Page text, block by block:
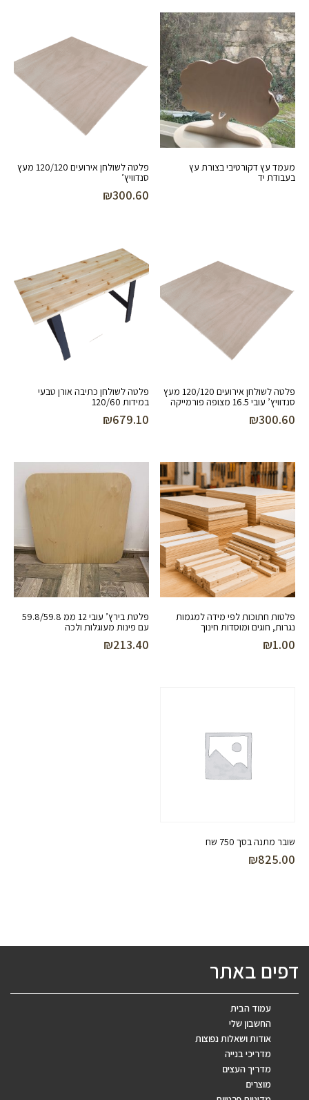
מעמד עץ דקורטיבי בצורת עץ
בעבודת יד
פלטה לשולחן אירועים 120/120 מעץ
סנדוויץ’
₪300.60
פלטה לשולחן אירועים 120/120 מעץ
סנדוויץ’ עובי 16.5 מצופה פורמייקה
₪300.60
פלטה לשולחן כתיבה אורן טבעי
במידות 120/60
₪679.10
פלטות חתוכות לפי מידה למגמות
נגרות, חוגים ומוסדות חינוך
₪1.00
פלטת בירץ’ עובי 12 ממ 59.8/59.8
עם פינות מעוגלות ולכה
₪213.40
שובר מתנה בסך 750 שח
₪825.00
דפים באתר
עמוד הבית
החשבון שלי
אודות ושאלות נפוצות
מדריכי בנייה
מדריך העצים
מוצרים